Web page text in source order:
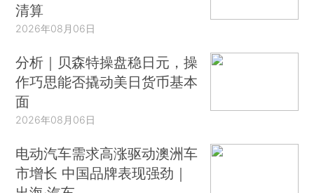
清算
2026年08月06日
分析｜贝森特操盘稳日元，操
作巧思能否撬动美日货币基本
面
2026年08月06日
电动汽车需求高涨驱动澳洲车
市增长 中国品牌表现强劲｜